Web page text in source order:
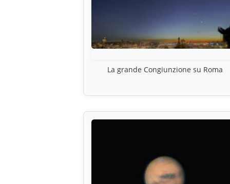
La grande Congiunzione su Roma